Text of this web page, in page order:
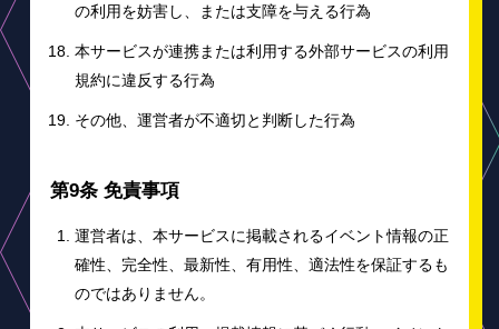
の利用を妨害し、または支障を与える行為
本サービスが連携または利用する外部サービスの利用
規約に違反する行為
その他、運営者が不適切と判断した行為
第9条 免責事項
運営者は、本サービスに掲載されるイベント情報の正
確性、完全性、最新性、有用性、適法性を保証するも
のではありません。